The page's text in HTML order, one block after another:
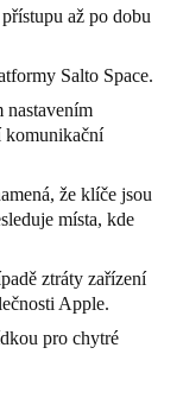
až po dobu
Salto Space.
nastavením
komunikační
že klíče jsou
místa, kde
ztráty zařízení
Apple.
pro chytré